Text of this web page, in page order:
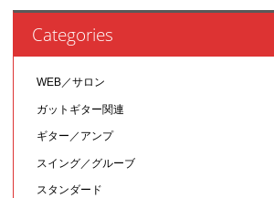
Categories
WEB／サロン
ガットギター関連
ギター／アンプ
スイング／グルーブ
スタンダード